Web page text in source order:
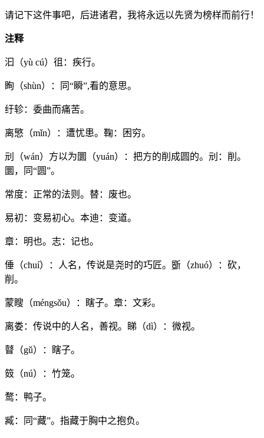
请记下这件事吧，后进诸君，我将永远以先贤为榜样而前行！
注释
汩（yù cú）徂：疾行。
眴（shùn）：同“瞬”,看的意思。
纡轸：委曲而痛苦。
离慜（mǐn）：遭忧患。鞠：困穷。
刓（wán）方以为圜（yuán）：把方的削成圆的。刓：削。
圜，同“圆”。
常度：正常的法则。替：废也。
易初：变易初心。本迪：变道。
章：明也。志：记也。
倕（chuí）：人名，传说是尧时的巧匠。斵（zhuó）：砍，
削。
蒙瞍（méngsǒu）：瞎子。章：文彩。
离娄：传说中的人名，善视。睇（dì）：微视。
瞽（gǔ）：瞎子。
笯（nú）：竹笼。
鹜：鸭子。
臧：同“藏”。指藏于胸中之抱负。